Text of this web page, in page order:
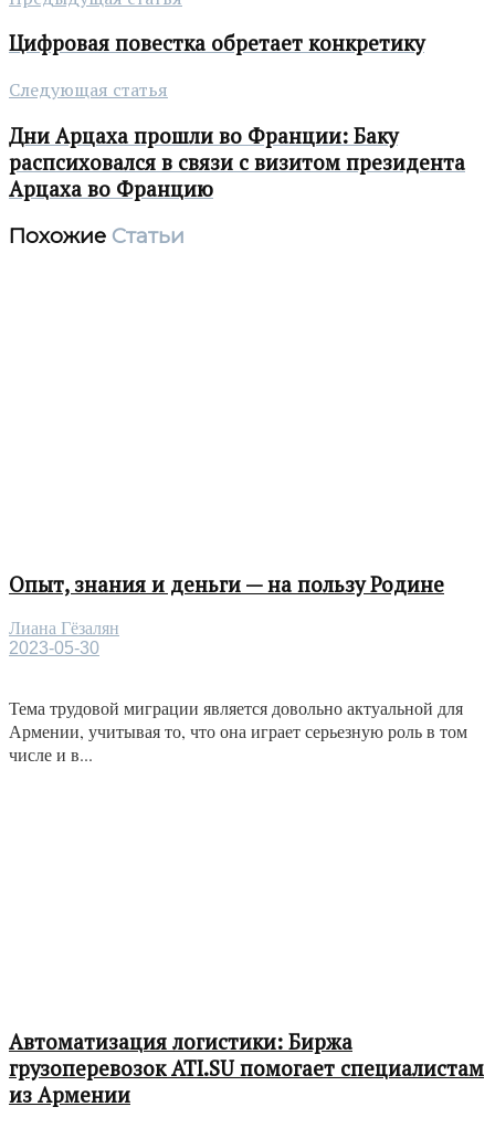
Цифровая повестка обретает конкретику
Следующая статья
Дни Арцаха прошли во Франции: Баку
распсиховался в связи с визитом президента
Арцаха во Францию
Похожие Статьи
Опыт, знания и деньги — на пользу Родине
Лиана Гёзалян
2023-05-30
Тема трудовой миграции является довольно актуальной для
Армении, учитывая то, что она играет серьезную роль в том
числе и в...
Автоматизация логистики: Биржа
грузоперевозок ATI.SU помогает специалистам
из Армении